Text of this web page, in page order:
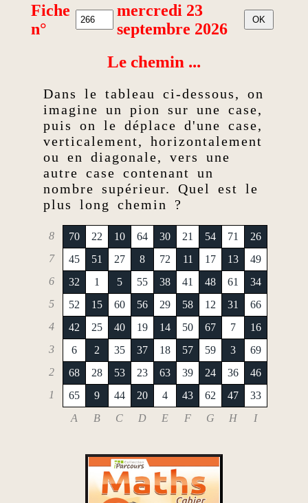
Fiche
n°
mercredi 23
septembre 2026
Le chemin ...
Dans le tableau ci-dessous, on
imagine un pion sur une case,
puis on le déplace d'une case,
verticalement, horizontalement
ou en diagonale, vers une
autre case contenant un
nombre supérieur. Quel est le
plus long chemin ?
8 70 22 10 64 30 21 54 71
26
7
45 51 27 8 72 11 17 13
49
6
32 1 5 55 38 41 48 61
34
5
52 15 60 56 29 58 12 31
66
4
42 25 40 19 14 50 67 7
16
3
6 2 35 37 18 57 59 3
69
2
68 28 53 23 63 39 24 36
46
1
65 9 44 20 4 43 62 47
33
A
B C D E F G H I